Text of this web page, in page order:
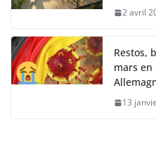
2 avril
Restos,
mars en
13